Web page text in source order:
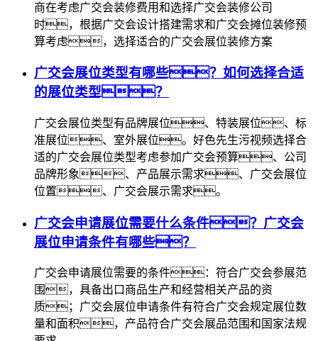
商在考虑广交会装修费用和选择广交会装修公司
时，根据广交会设计搭建需求和广交会摊位装修预
算考虑，选择适合的广交会展位装修方案
广交会展位类型有哪些？如何选择合适
的展位类型？
广交会展位类型有品牌展位、特装展位、标
准展位、室外展位。好色先生污视频选择合
适的广交会展位类型考虑参加广交会预算、公司
品牌形象、产品展示需求、广交会展位
位置、广交会展示需求。
广交会申请展位需要什么条件？广交会
展位申请条件有哪些？
广交会申请展位需要的条件：符合广交会参展范
围，具备出口商品生产和经营相关产品的资
质；广交会展位申请条件有符合广交会规定展位数
量和面积，产品符合广交会展品范围和国家法规